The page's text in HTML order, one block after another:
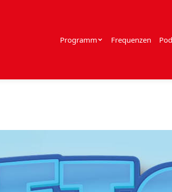
Programm Frequenzen